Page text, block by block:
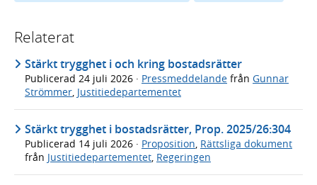
Relaterat
Stärkt trygghet i och kring bostadsrätter
Publicerad 24 juli 2026 · Pressmeddelande från Gunnar
Strömmer, Justitiedepartementet
Stärkt trygghet i bostadsrätter, Prop. 2025/26:304
Publicerad 14 juli 2026 · Proposition Rättsliga dokument
från Justitiedepartementet Regeringen